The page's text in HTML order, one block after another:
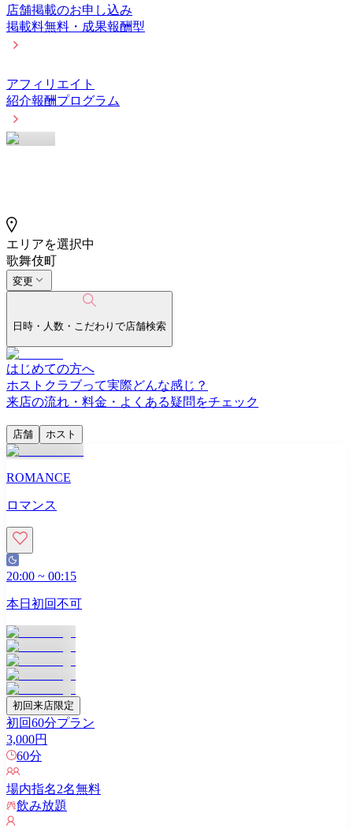
店舗掲載のお申し込み
掲載料無料・成果報酬型
アフィリエイト
紹介報酬プログラム
エリアを選択中
歌舞伎町
変更
日時・人数・こだわりで店舗検索
はじめての方へ
ホストクラブって実際どんな感じ？
来店の流れ・料金・よくある疑問をチェック
店舗 ホスト
ROMANCE
ロマンス
20:00 ~ 00:15
本日初回不可
初回来店限定
初回60分プラン
3,000円
60分
場内指名2名無料
飲み放題